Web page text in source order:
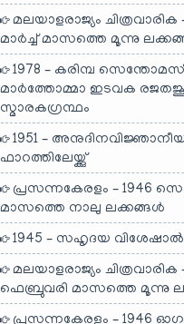
മലയാളരാജ്യം ചിത്രവാരിക
മാർച്ച് മാസത്തെ മൂന്നു
1978 – കരിമ്പ
മാർത്തോമ്മാ ഇടവക
സ്മാരകഗ്രന്ഥം
1951 –
ഫാറത്തിലേയ്ക്കു്
പ്രസന്നകേരളം – 1946
മാസത്തെ നാലു ലക്കങ്ങൾ
1945 – സഹൃദയ
മലയാളരാജ്യം ചിത്രവാരിക
ഫെബ്രുവരി മാസത്തെ മൂന്നു
പ്രസന്നകേരളം – 1946